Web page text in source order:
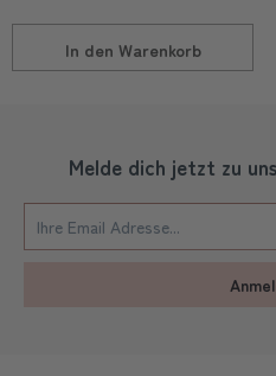
In den Warenkorb
Melde dich jetzt zu